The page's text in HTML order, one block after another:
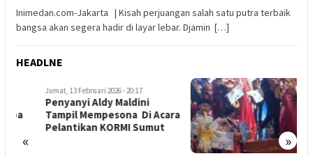
Inimedan.com-Jakarta | Kisah perjuangan salah satu putra terbaik
bangsa akan segera hadir di layar lebar. Djamin […]
HEADLNE
« »
Jumat, 13 Februari 2026 - 20:17
Penyanyi Aldy Maldini
Tampil Mempesona Di Acara
Pelantikan KORMI Sumut